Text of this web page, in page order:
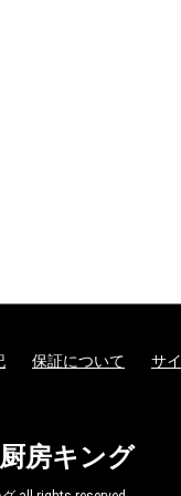
保証について サ
房キング